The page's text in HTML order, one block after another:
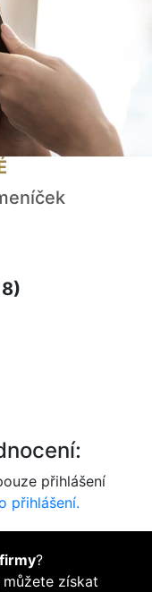
přihlášení
přihlášení.
?
získat